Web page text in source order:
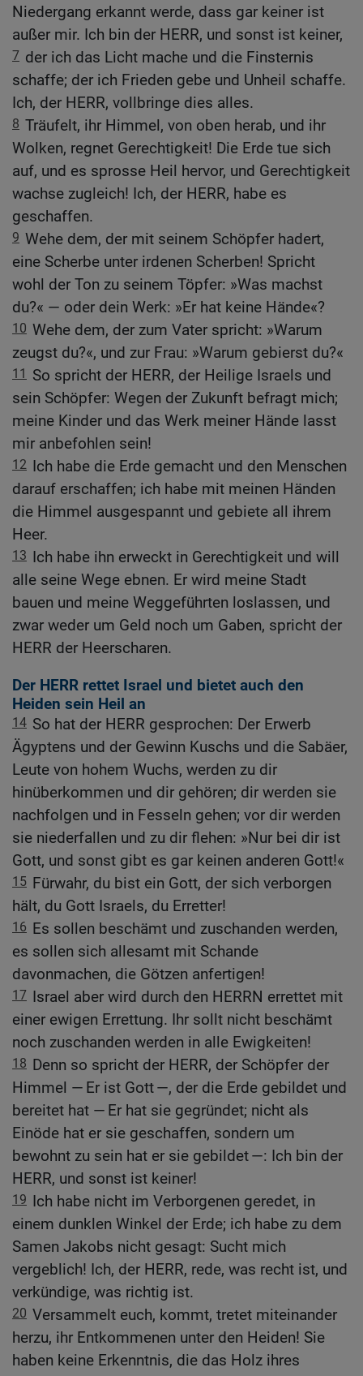
Niedergang erkannt werde, dass gar keiner ist
außer mir. Ich bin der HERR, und sonst ist keiner,
7 der ich das Licht mache und die Finsternis
schaffe; der ich Frieden gebe und Unheil schaffe.
Ich, der HERR, vollbringe dies alles.
8 Träufelt, ihr Himmel, von oben herab, und ihr
Wolken, regnet Gerechtigkeit! Die Erde tue sich
auf, und es sprosse Heil hervor, und Gerechtigkeit
wachse zugleich! Ich, der HERR, habe es
geschaffen.
9 Wehe dem, der mit seinem Schöpfer hadert,
eine Scherbe unter irdenen Scherben! Spricht
wohl der Ton zu seinem Töpfer: »Was machst
du?« — oder dein Werk: »Er hat keine Hände«?
10 Wehe dem, der zum Vater spricht: »Warum
zeugst du?«, und zur Frau: »Warum gebierst du?«
11
So spricht der HERR, der Heilige Israels und
sein Schöpfer: Wegen der Zukunft befragt mich;
meine Kinder und das Werk meiner Hände lasst
mir anbefohlen sein!
12 Ich habe die Erde gemacht und den Menschen
darauf erschaffen; ich habe mit meinen Händen
die Himmel ausgespannt und gebiete all ihrem
Heer.
13 Ich habe ihn erweckt in Gerechtigkeit und will
alle seine Wege ebnen. Er wird meine Stadt
bauen und meine Weggeführten loslassen, und
zwar weder um Geld noch um Gaben, spricht der
HERR der Heerscharen.
Der HERR rettet Israel und bietet auch den
Heiden sein Heil an
14 So hat der HERR gesprochen: Der Erwerb
Ägyptens und der Gewinn Kuschs und die Sabäer,
Leute von hohem Wuchs, werden zu dir
hinüberkommen und dir gehören; dir werden sie
nachfolgen und in Fesseln gehen; vor dir werden
sie niederfallen und zu dir flehen: »Nur bei dir ist
Gott, und sonst gibt es gar keinen anderen Gott!«
15 Fürwahr, du bist ein Gott, der sich verborgen
hält, du Gott Israels, du Erretter!
16 Es sollen beschämt und zuschanden werden,
es sollen sich allesamt mit Schande
davonmachen, die Götzen anfertigen!
17 Israel aber wird durch den HERRN errettet mit
einer ewigen Errettung. Ihr sollt nicht beschämt
noch zuschanden werden in alle Ewigkeiten!
18 Denn so spricht der HERR, der Schöpfer der
Himmel — Er ist Gott —, der die Erde gebildet und
bereitet hat — Er hat sie gegründet; nicht als
Einöde hat er sie geschaffen, sondern um
bewohnt zu sein hat er sie gebildet —: Ich bin der
HERR, und sonst ist keiner!
19 Ich habe nicht im Verborgenen geredet, in
einem dunklen Winkel der Erde; ich habe zu dem
Samen Jakobs nicht gesagt: Sucht mich
vergeblich! Ich, der HERR, rede, was recht ist, und
verkündige, was richtig ist.
20 Versammelt euch, kommt, tretet miteinander
herzu, ihr Entkommenen unter den Heiden! Sie
haben keine Erkenntnis, die das Holz ihres